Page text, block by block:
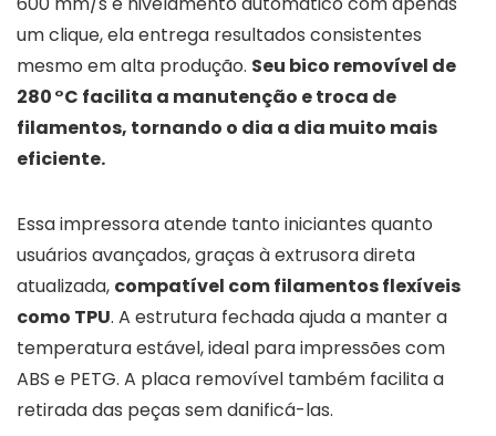
um clique, ela entrega resultados consistentes
mesmo em alta produção. Seu bico removível de
280 °C facilita a manutenção e troca de
filamentos, tornando o dia a dia muito mais
eficiente.
Essa impressora atende tanto iniciantes quanto
usuários avançados, graças à extrusora direta
atualizada, compatível com filamentos flexíveis
como TPU. A estrutura fechada ajuda a manter a
temperatura estável, ideal para impressões com
ABS e PETG. A placa removível também facilita a
retirada das peças sem danificá-las.